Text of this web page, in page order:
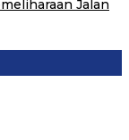
Jalan